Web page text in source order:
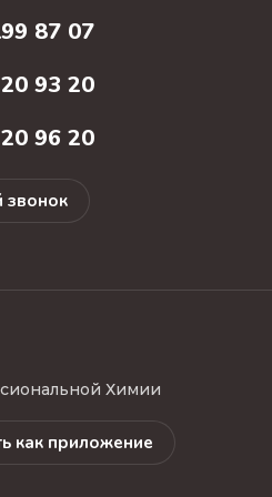
87 07
93 20
96 20
звонок
Химии
как приложение